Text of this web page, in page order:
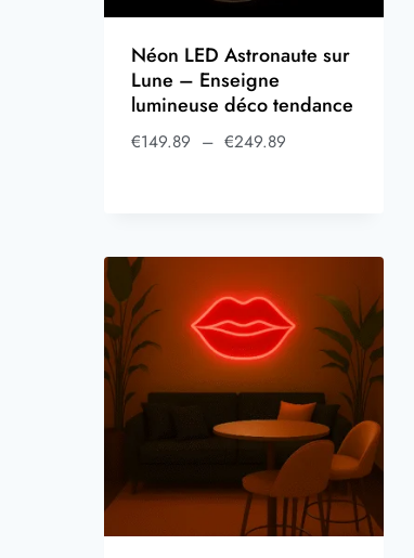
Néon LED Astronaute sur
Lune – Enseigne
lumineuse déco tendance
€149.89 – €249.89